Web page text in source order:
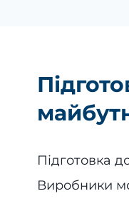
Підготовка
Виробники